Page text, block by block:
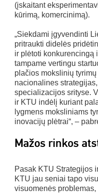
(įskaitant
kūrimą, komercinimą).
„Siekdami įgyvendinti
pritraukti didelės
ir plėtoti konkurencingą
tampame vertingu
plačios mokslinių
nacionalines
specializacijos srityse.
ir KTU indėlį kuriant
lygmens moksliniams
inovacijų plėtrai“, –
Mažos rinkos
Pasak KTU Strategijos
KTU jau seniai tapo
visuomenės